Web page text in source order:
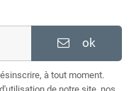
ok
à tout moment.